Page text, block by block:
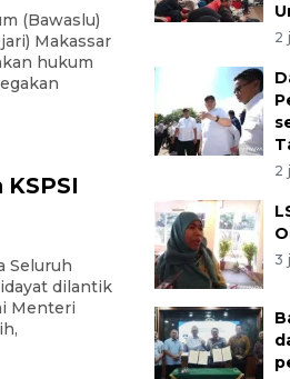
(Bawaslu)
Makassar
hukum
Seluruh
dilantik
Menteri
2
2
3